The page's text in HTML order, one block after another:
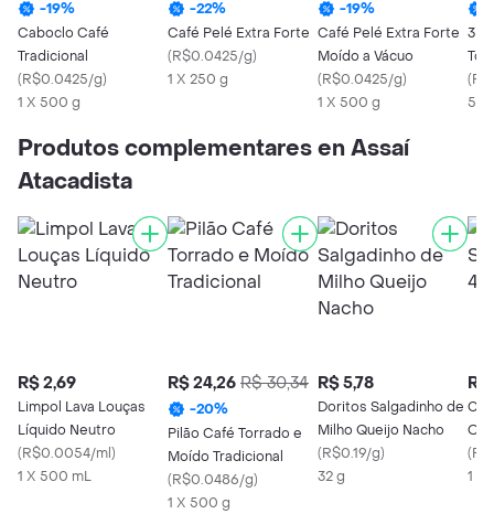
-19%
Caboclo Café
Tradicional
(R$0.0425/g)
1 X 500 g
-22%
Café Pelé Extra Forte
(R$0.0425/g)
1 X 250 g
-19%
Café Pelé Extra Forte
Moído a Vácuo
(R$0.0425/g)
1 X 500 g
3
(
Produtos complementares en Assaí
Atacadista
R$ 2,69
Limpol Lava Louças
Líquido Neutro
(R$0.0054/ml)
1 X 500 mL
R$ 24,26 R$ 30,34
-20%
Pilão Café Torrado e
Moído Tradicional
(R$0.0486/g)
1 X 500 g
R$ 5,78
Doritos Salgadinho de
Milho Queijo Nacho
(R$0.19/g)
32 g
R$
(
1 X